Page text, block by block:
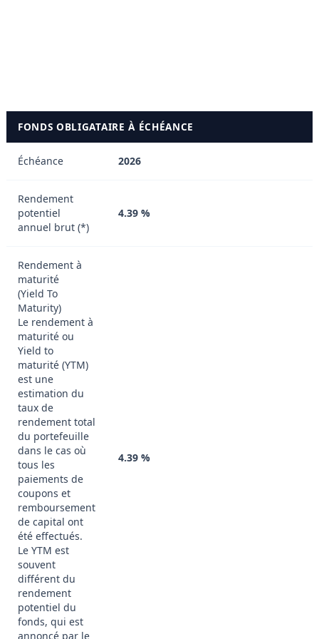
FONDS OBLIGATAIRE À ÉCHÉANCE
Échéance 2026
Rendement
potentiel
annuel brut (*)
4.39 %
Rendement à
maturité
(Yield To
Maturity)
Le rendement à
maturité ou
Yield to
maturité (YTM)
est une
estimation du
taux de
rendement total
du portefeuille
dans le cas où
tous les
paiements de
coupons et
remboursement
de capital ont
été effectués.
Le YTM est
souvent
différent du
rendement
potentiel du
fonds, qui est
annoncé par le
4.39 %